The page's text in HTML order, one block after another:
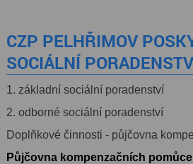
CZP PELHŘIMOV
SOCIÁLNÍ
1. základní sociální poradenství
2. odborné sociální poradenství
Doplňkové činnosti - půjčovna
Půjčovna kompenzačních